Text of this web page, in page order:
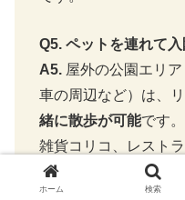
Q5. ペットを連れて
A5. 屋外の公園エリ
車の周辺など）は、
緒に散歩が可能です
雑貨コリコ、レスト
ットの同伴は原則で
ホーム 検索